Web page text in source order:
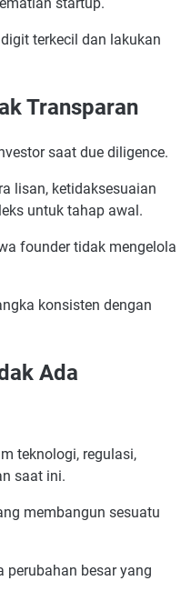
terkecil dan lakukan
Transparan
saat due diligence.
lisan, ketidaksesuaian
untuk tahap awal.
founder tidak mengelola
konsisten dengan
Ada
teknologi, regulasi,
saat ini.
membangun sesuatu
perubahan besar yang